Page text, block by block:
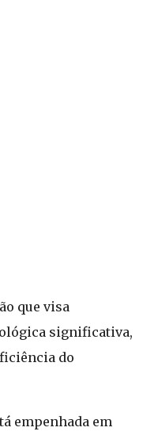
que visa
significativa,
do
empenhada em